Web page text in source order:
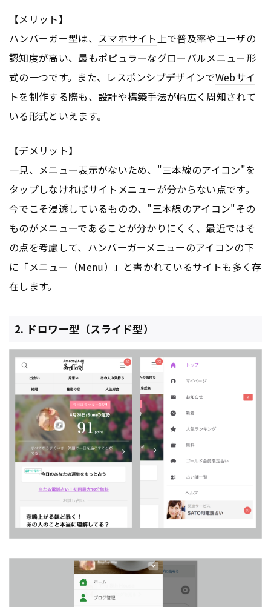
【メリット】
ハンバーガー型は、 スマホサイト上で普及率やユーザの
認知度が高い、最もポピュラーなグローバルメニュー形
式の一つです。また、レスポンシブデザインでWebサイ
トを制作する際も、設計や構築手法が幅広く周知されて
いる形式といえます。
【デメリット】
一見、メニュー表示がないため、"三本線のアイコン"を
タップしなければサイトメニューが分からない点です。
今でこそ浸透しているものの、"三本線のアイコン"その
ものがメニューであることが分かりにくく、最近ではそ
の点を考慮して、ハンバーガーメニューのアイコンの下
に「メニュー（Menu）」と書かれているサイトも多く存
在します。
2. ドロワー型（スライド型）